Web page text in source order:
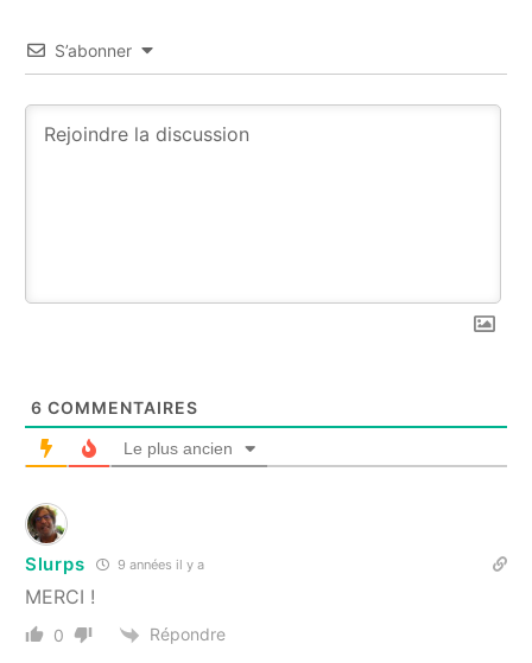
S’abonner
6 COMMENTAIRES
Le plus ancien
Slurps 9 années il y a
MERCI !
0 Répondre